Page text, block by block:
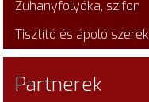
Zuhanyfolyóka, szifon
Tisztító és ápoló szerek
Partnerek